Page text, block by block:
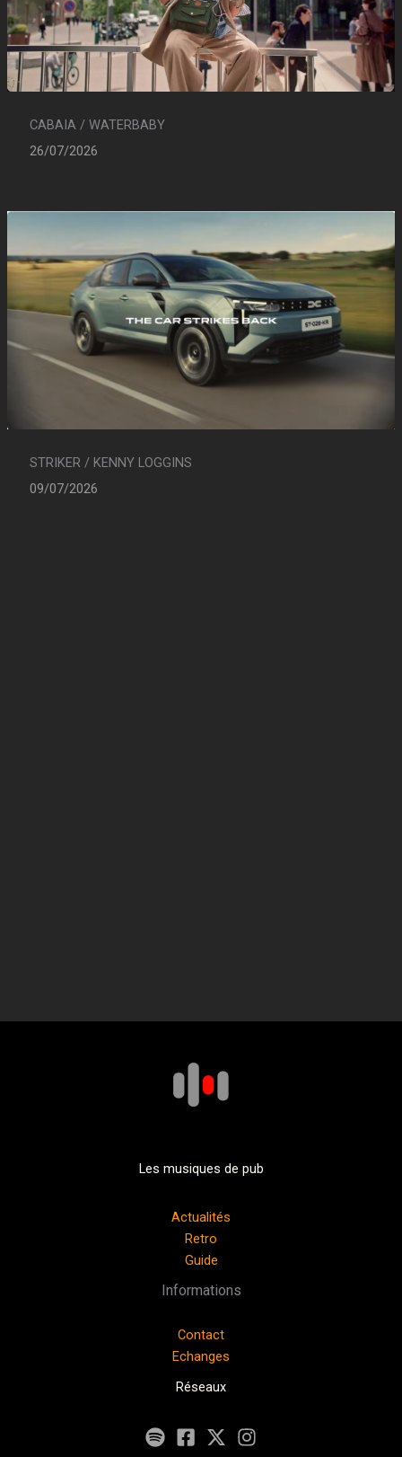
CABAIA / WATERBABY
26/07/2026
STRIKER / KENNY LOGGINS
09/07/2026
Les musiques de pub
Actualités
Retro
Guide
Informations
Contact
Echanges
Réseaux